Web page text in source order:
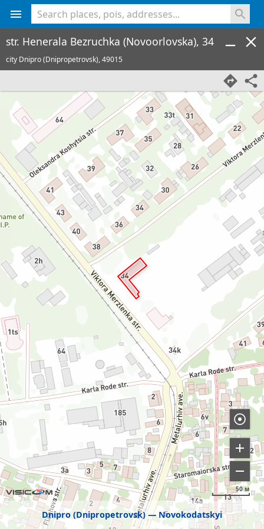
Dnipro (Dnipropetrovsk) Novokodatskyi
50 м
str. Henerala Bezruchka (Novoorlovska), 34
city Dnipro (Dnipropetrovsk),49015
<% console.log(hcard) %>